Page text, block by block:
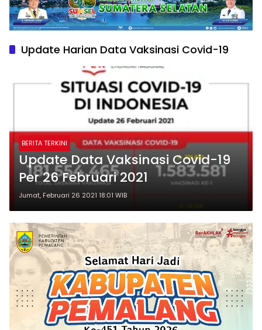
Update Harian Data Vaksinasi Covid-19
BERITA TERKINI
Update Data Vaksinasi Covid-19
Per 26 Februari 2021
Jumat, Februari 26 2021 18:01 WIB